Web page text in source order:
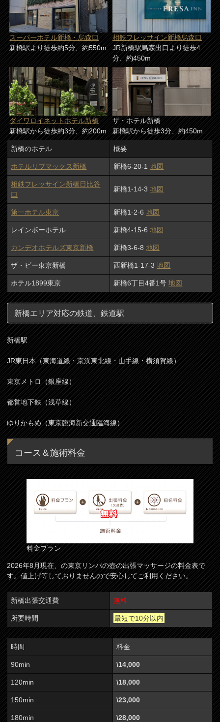
スーパーホテル新橋・烏森口
新橋駅より徒歩約5分、約550m
相鉄フレッサイン新橋烏森口
JR新橋駅烏森出口より徒歩4
分、約450m
ダイワロイネットホテル新橋
新橋駅から徒歩約3分、約200m
ザ・ホテル新橋
新橋駅から徒歩3分、約450m
新橋のホテル 概要
ホテルリブマックス新橋 新橋6-20-1地図
相鉄フレッサイン新橋日比谷
口
新橋1-14-3地図
第一ホテル東京 新橋1-2-6地図
レインボーホテル 新橋4-15-6地図
カンデオホテルズ東京新橋 新橋3-6-8地図
ザ・ビー東京新橋 西新橋1-17-3地図
ホテル1899東京 新橋6丁目4番1号地図
新橋エリア対応の鉄道、鉄道駅
新橋駅
JR東日本（東海道線・京浜東北線・山手線・横須賀線）
東京メトロ（銀座線）
都営地下鉄（浅草線）
ゆりかもめ（東京臨海新交通臨海線）
コース＆施術料金
料金プラン
2026年8月現在、の東京リンパの壺の出張マッサージの料金表で
す。値上げ等しておりませんので安心してご利用ください。
新橋出張交通費 無料
所要時間 最短で10分以内
時間 料金
90min \14,000
120min \18,000
150min \23,000
180min \28,000